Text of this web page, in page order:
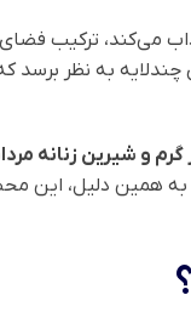
می‌کند، ترکیب فضای
به نظر برسد
گرم و شیرین زنانه
به همین دلیل، این